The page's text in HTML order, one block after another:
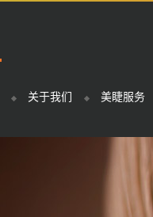
关于我们 美睫服务